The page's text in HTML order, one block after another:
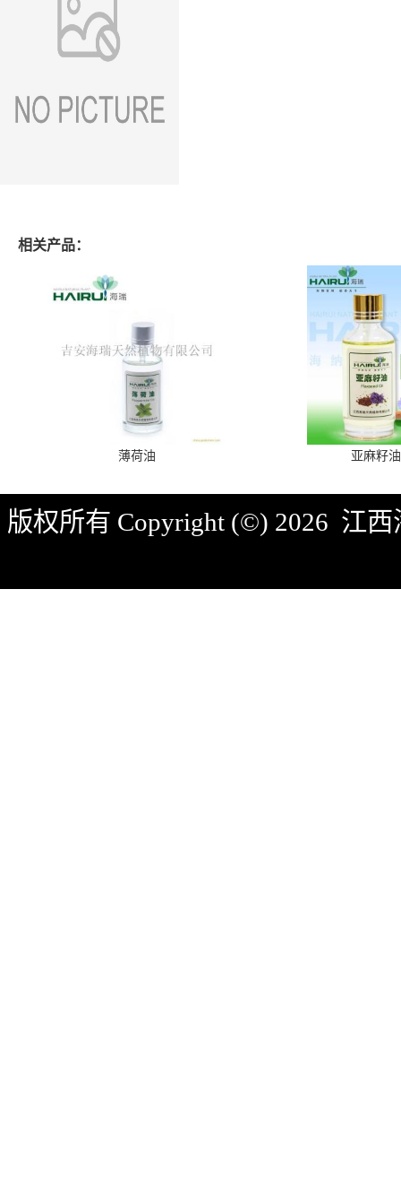
相关产品：
薄荷油 亚麻籽
版权所有 Copyright (©) 2026 江西